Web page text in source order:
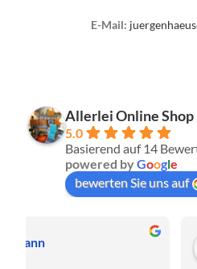
E-Mail:
Allerlei Online Shop
5.0
Basierend auf 14
powered byGoogle
bewerten Sie uns auf
Christa Meis